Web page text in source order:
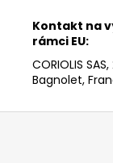
Kontakt na
rámci EU:
CORIOLIS
Bagnolet,
Z